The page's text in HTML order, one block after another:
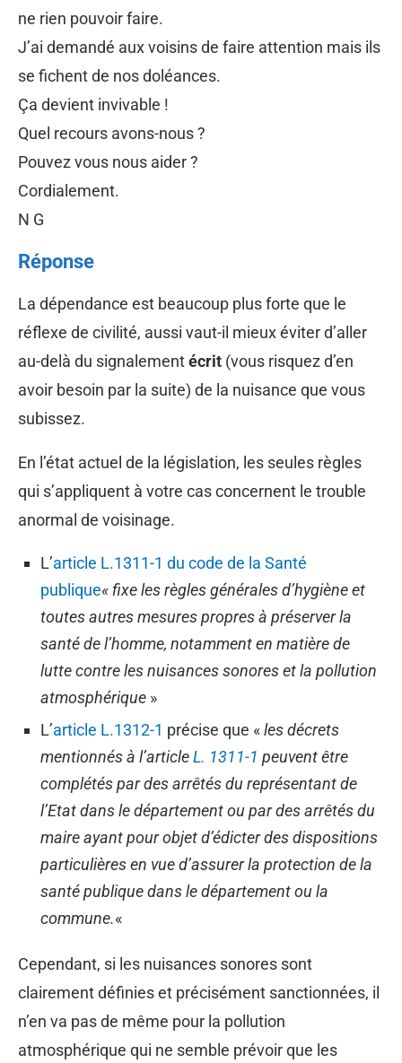
ne rien pouvoir faire.
J’ai demandé aux voisins de faire attention mais ils
se fichent de nos doléances.
Ça devient invivable !
Quel recours avons-nous ?
Pouvez vous nous aider ?
Cordialement.
N G
Réponse
La dépendance est beaucoup plus forte que le
réflexe de civilité, aussi vaut-il mieux éviter d’aller
au-delà du signalementécrit (vous risquez d’en
avoir besoin par la suite) de la nuisance que vous
subissez.
En l’état actuel de la législation, les seules règles
qui s’appliquent à votre cas concernent le trouble
anormal de voisinage.
L’article L.1311-1 du code de la Santé
publique« fixe les règles générales d’hygiène et
toutes autres mesures propres à préserver la
santé de l’homme, notamment en matière de
lutte contre les nuisances sonoreset la pollution
atmosphérique »
L’article L.1312-1 précise que «les décrets
mentionnés à l’articleL. 1311-1 peuvent être
complétés par des arrêtés du représentant de
l’Etat dans le département ou par des arrêtés du
maire ayant pour objet d’édicter des dispositions
particulières en vue d’assurer la protection de la
santé publique dans le département ou la
commune.«
Cependant, si les nuisances sonores sont
clairement définies et précisément sanctionnées, il
n’en va pas de même pour la pollution
atmosphérique qui ne semble prévoir que les